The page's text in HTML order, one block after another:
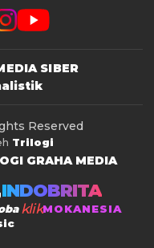
SIBER
Reserved
Trilogi
GRAHA MEDIA
INDOBRITA
klikMOKANESIA